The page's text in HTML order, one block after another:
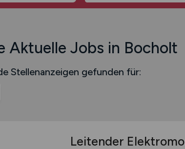
Aktuelle Jobs in Bocholt
Stellenanzeigen gefunden für:
Leitender